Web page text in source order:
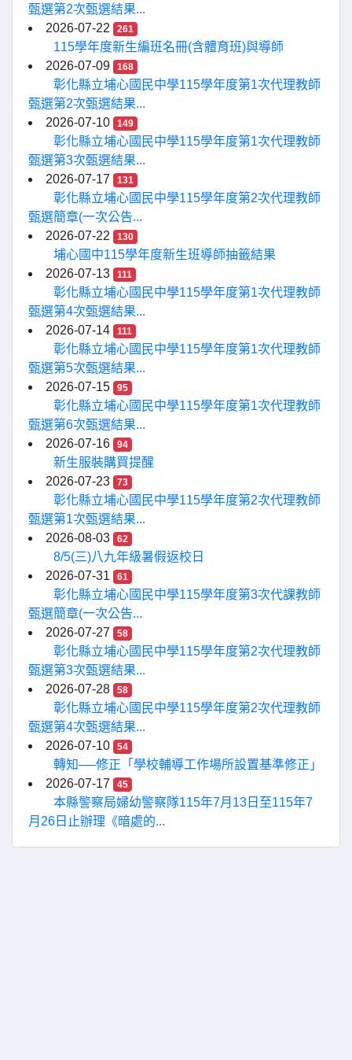
甄選第2次甄選結果...
2026-07-22
261
115學年度新生編班名冊(含體育班)與導師
2026-07-09
168
彰化縣立埔心國民中學115學年度第1次代理教師
甄選第2次甄選結果...
2026-07-10
149
彰化縣立埔心國民中學115學年度第1次代理教師
甄選第3次甄選結果...
2026-07-17
131
彰化縣立埔心國民中學115學年度第2次代理教師
甄選簡章(一次公告...
2026-07-22
130
埔心國中115學年度新生班導師抽籤結果
2026-07-13
111
彰化縣立埔心國民中學115學年度第1次代理教師
甄選第4次甄選結果...
2026-07-14
111
彰化縣立埔心國民中學115學年度第1次代理教師
甄選第5次甄選結果...
2026-07-15
95
彰化縣立埔心國民中學115學年度第1次代理教師
甄選第6次甄選結果...
2026-07-16
94
新生服裝購買提醒
2026-07-23
73
彰化縣立埔心國民中學115學年度第2次代理教師
甄選第1次甄選結果...
2026-08-03
62
8/5(三)八九年級暑假返校日
2026-07-31
61
彰化縣立埔心國民中學115學年度第3次代課教師
甄選簡章(一次公告...
2026-07-27
58
彰化縣立埔心國民中學115學年度第2次代理教師
甄選第3次甄選結果...
2026-07-28
58
彰化縣立埔心國民中學115學年度第2次代理教師
甄選第4次甄選結果...
2026-07-10
54
轉知──修正「學校輔導工作場所設置基準修正」
2026-07-17
45
本縣警察局婦幼警察隊115年7月13日至115年7
月26日止辦理《暗處的...